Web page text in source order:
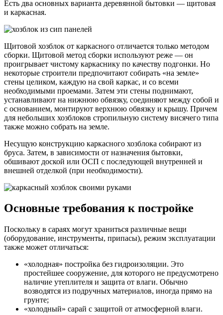
Есть два основных варианта деревянной бытовки — щитовая
и каркасная.
Щитовой хозблок от каркасного отличается только методом
сборки. Щитовой метод сборки используют реже — он
проигрывает чистому каркаснику по качеству подгонки. Но
некоторые строители предпочитают собирать «на земле»
стены целиком, каждую на свой каркас, и со всеми
необходимыми проемами. Затем эти стены поднимают,
устанавливают на нижнюю обвязку, соединяют между собой и
с основанием, монтируют верхнюю обвязку и крышу. Причем
для небольших хозблоков стропильную систему висячего типа
также можно собрать на земле.
Несущую конструкцию каркасного хозблока собирают из
бруса. Затем, в зависимости от назначения бытовки,
обшивают доской или ОСП с последующей внутренней и
внешней отделкой (при необходимости).
Основные требования к постройке
Поскольку в сараях могут храниться различные вещи
(оборудование, инструменты, припасы), режим эксплуатации
также может отличаться:
«холодная» постройка без гидроизоляции. Это
простейшее сооружение, для которого не предусмотрено
наличие утеплителя и защита от влаги. Обычно
возводятся из подручных материалов, иногда прямо на
грунте;
«холодный» сарай с защитой от атмосферной влаги.